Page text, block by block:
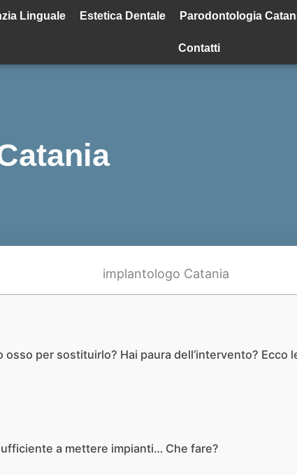
Linguale Estetica Dentale Parodontologia
Contatti
osso per sostituirlo? Hai paura dell’intervento?
a mettere impianti… Che fare?